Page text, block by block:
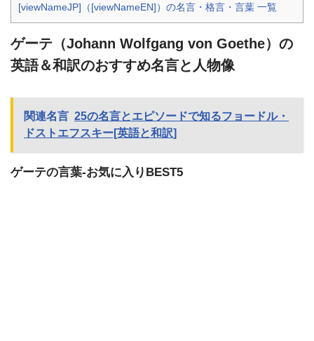
[viewNameJP]（[viewNameEN]）の名言・格言・言葉 一覧
ゲーテ（Johann Wolfgang von Goethe）の
英語＆和訳のおすすめ名言と人物像
関連名言 25の名言とエピソードで知るフョードル・
ドストエフスキー[英語と和訳]
ゲーテの言葉-お気に入りBEST5